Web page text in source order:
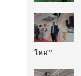
ใหม่”